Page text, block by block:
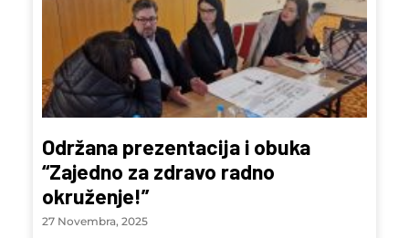
Održana prezentacija i obuka
“Zajedno za zdravo radno
okruženje!”
27 Novembra, 2025